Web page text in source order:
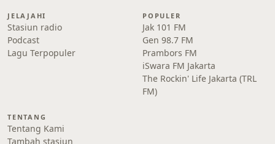
JELAJAHI
Stasiun radio
Podcast
Lagu Terpopuler
POPULER
Jak 101 FM
Gen 98.7 FM
Prambors FM
iSwara FM Jakarta
The Rockin' Life Jakarta (TRL
FM)
TENTANG
Tentang Kami
Tambah stasiun